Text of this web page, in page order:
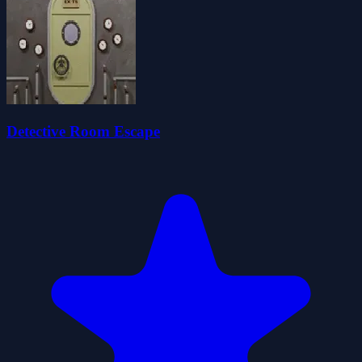
Detective Room Escape